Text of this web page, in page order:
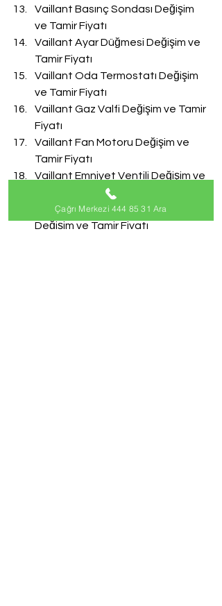
Vaillant Basınç Sondası Değişim
ve Tamir Fiyatı
Vaillant Ayar Düğmesi Değişim ve
Tamir Fiyatı
Vaillant Oda Termostatı Değişim
ve Tamir Fiyatı
Vaillant Gaz Valfi Değişim ve Tamir
Fiyatı
Vaillant Fan Motoru Değişim ve
Tamir Fiyatı
Vaillant Emniyet Ventili Değişim ve
Vaillant Doldurma Musluğu
Değişim ve Tamir Fiyatı
Çağrı Merkezi 444 85 31 Ara